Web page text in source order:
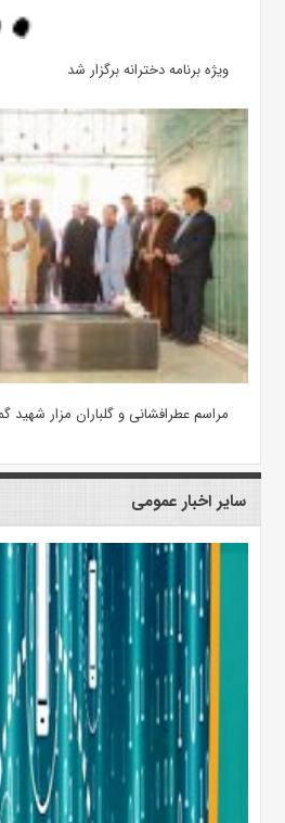
ویژه برنامه دخترانه برگزار شد
مراسم عطرافشانی و گلباران مزار شهید
سایر اخبار عمومی